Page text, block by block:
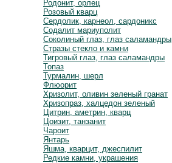
Родонит, орлец
Розовый кварц
Сердолик, карнеол, сардоникс
Содалит мариуполит
Соколиный глаз, глаз саламандры
Стразы стекло и камни
Тигровый глаз, глаз саламандры
Топаз
Турмалин, шерл
Флюорит
Хризолит, оливин зеленый гранат
Хризопраз, халцедон зеленый
Цитрин, аметрин, кварц
Цоизит, танзанит
Чароит
Янтарь
Яшма, кварцит, джеспилит
Редкие камни, украшения